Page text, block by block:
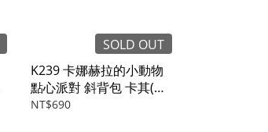
SOLD OUT
K239 卡娜赫拉的小動物
點心派對 斜背包 卡其(飯
糰)
NT$690